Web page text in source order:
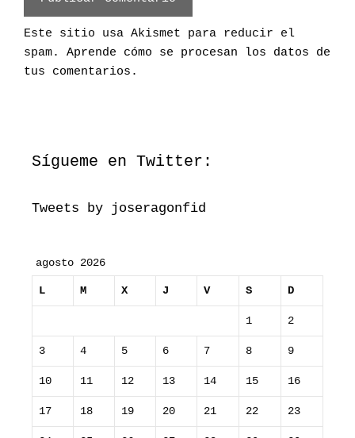
Este sitio usa Akismet para reducir el
spam. Aprende cómo se procesan los datos de
tus comentarios .
Sígueme en Twitter:
Tweets by joseragonfid
agosto 2026
L M X J V S D
1 2
3 4 5 6 7 8 9
10 11 12 13 14 15 16
17 18 19 20 21 22 23